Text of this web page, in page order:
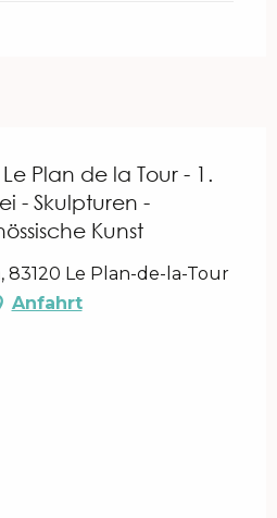
Plan de la Tour - 1.
- Skulpturen -
Kunst
83120 Le Plan-de-la-Tour
Anfahrt